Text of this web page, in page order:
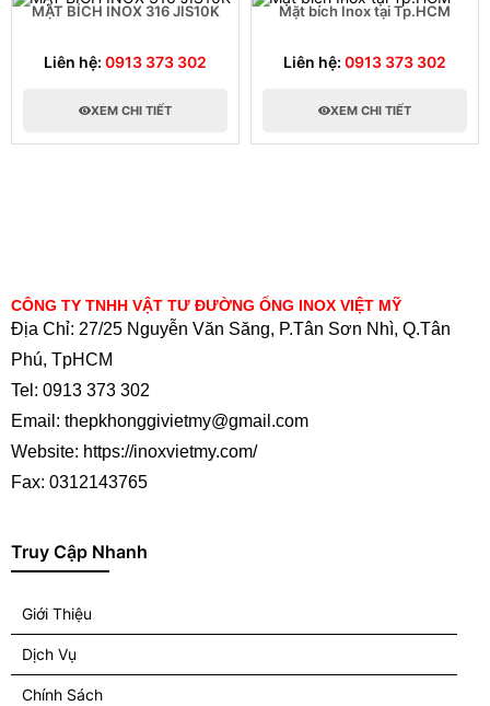
MẶT BÍCH INOX 316 JIS10K
Liên hệ: 0913 373 302
XEM CHI TIẾT
Mặt bích Inox tại Tp.HCM
Liên hệ: 0913 373 302
XEM CHI TIẾT
CÔNG TY TNHH VẬT TƯ ĐƯỜNG ỐNG INOX VIỆT MỸ
Địa Chỉ: 27/25 Nguyễn Văn Săng, P.Tân Sơn Nhì, Q.Tân
Phú, TpHCM
Tel: 0913 373 302
Email: thepkhonggivietmy@gmail.com
Website: https://inoxvietmy.com/
Fax: 0312143765
Truy Cập Nhanh
Giới Thiệu
Dịch Vụ
Chính Sách